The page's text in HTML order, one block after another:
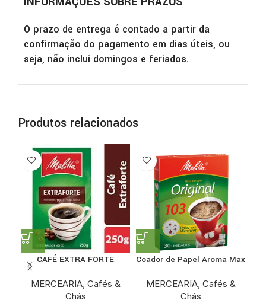
O prazo de entrega é contado a partir da
confirmação do pagamento em dias úteis, ou
seja, não inclui domingos e feriados.
Produtos relacionados
CAFÉ EXTRA FORTE
MERCEARIA, Cafés &
Chás
Coador de Papel Aroma Max
MERCEARIA, Cafés &
Chás